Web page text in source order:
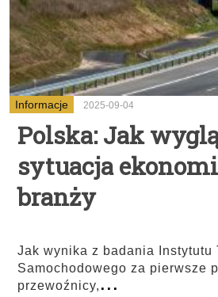
Informacje 2025-09-04
Polska: Jak
sytuacja
branży
Jak wynika z badania Instytutu
Samochodowego za pierwsze
przewoźnicy,...